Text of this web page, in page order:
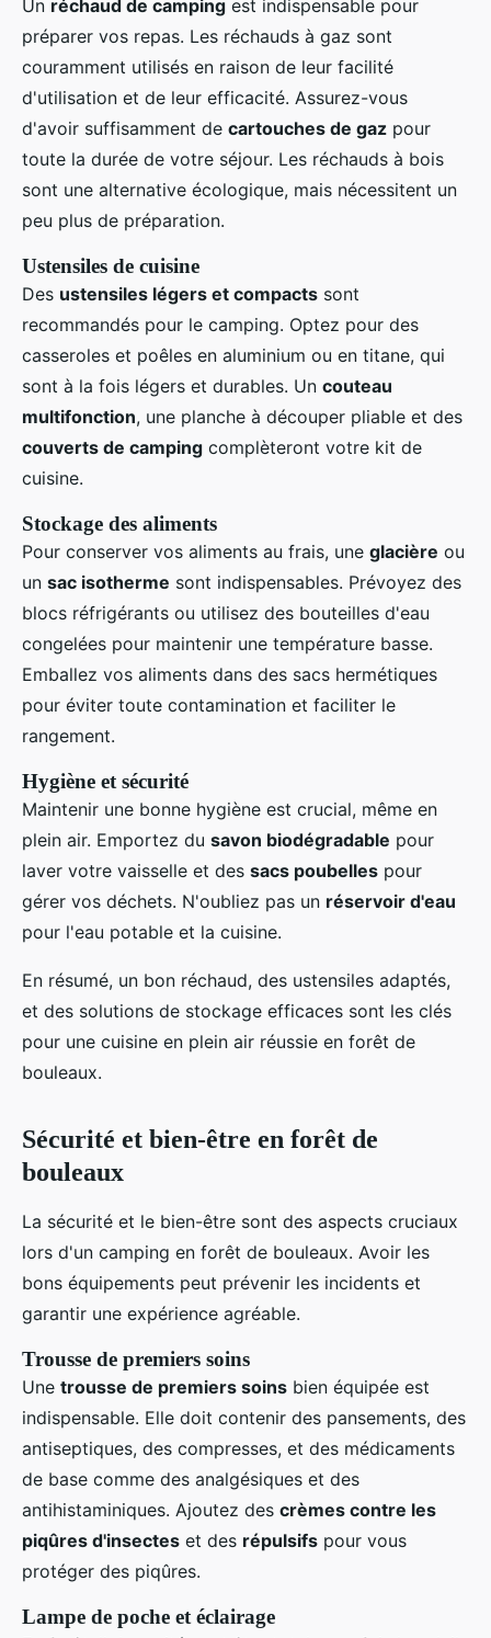
Un réchaud de camping est indispensable pour
préparer vos repas. Les réchauds à gaz sont
couramment utilisés en raison de leur facilité
d'utilisation et de leur efficacité. Assurez-vous
d'avoir suffisamment de cartouches de gaz pour
toute la durée de votre séjour. Les réchauds à bois
sont une alternative écologique, mais nécessitent un
peu plus de préparation.
Ustensiles de cuisine
Des ustensiles légers et compacts sont
recommandés pour le camping. Optez pour des
casseroles et poêles en aluminium ou en titane, qui
sont à la fois légers et durables. Un couteau
multifonction, une planche à découper pliable et des
couverts de camping complèteront votre kit de
cuisine.
Stockage des aliments
Pour conserver vos aliments au frais, une glacière ou
un sac isotherme sont indispensables. Prévoyez des
blocs réfrigérants ou utilisez des bouteilles d'eau
congelées pour maintenir une température basse.
Emballez vos aliments dans des sacs hermétiques
pour éviter toute contamination et faciliter le
rangement.
Hygiène et sécurité
Maintenir une bonne hygiène est crucial, même en
plein air. Emportez du savon biodégradable pour
laver votre vaisselle et des sacs poubelles pour
gérer vos déchets. N'oubliez pas un réservoir d'eau
pour l'eau potable et la cuisine.
En résumé, un bon réchaud, des ustensiles adaptés,
et des solutions de stockage efficaces sont les clés
pour une cuisine en plein air réussie en forêt de
bouleaux.
Sécurité et bien-être en forêt de
bouleaux
La sécurité et le bien-être sont des aspects cruciaux
lors d'un camping en forêt de bouleaux. Avoir les
bons équipements peut prévenir les incidents et
garantir une expérience agréable.
Trousse de premiers soins
Une trousse de premiers soins bien équipée est
indispensable. Elle doit contenir des pansements, des
antiseptiques, des compresses, et des médicaments
de base comme des analgésiques et des
antihistaminiques. Ajoutez des crèmes contre les
piqûres d'insectes et des répulsifs pour vous
protéger des piqûres.
Lampe de poche et éclairage